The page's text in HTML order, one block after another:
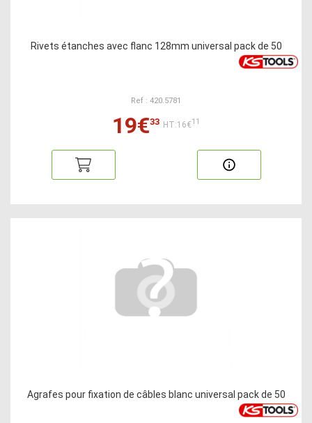
Rivets étanches avec flanc 128mm universal pack de 50
Ref : 420.5781
19€33 HT:16€11
Agrafes pour fixation de câbles blanc universal pack de 50